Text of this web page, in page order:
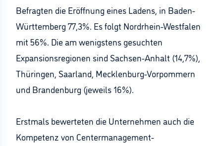
Befragten die Eröffnung eines Ladens, in Baden-
Württemberg 77,3%. Es folgt Nordrhein-Westfalen
mit 56%. Die am wenigstens gesuchten
Expansionsregionen sind Sachsen-Anhalt (14,7%),
Thüringen, Saarland, Mecklenburg-Vorpommern
und Brandenburg (jeweils 16%).
Erstmals bewerteten die Unternehmen auch die
Kompetenz von Centermanagement-